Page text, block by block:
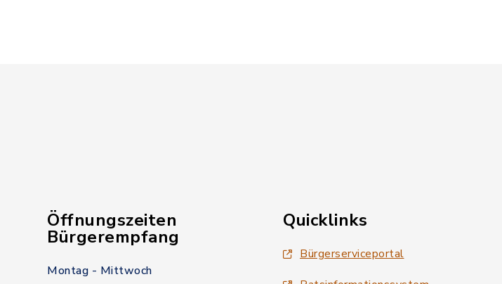
Öffnungszeiten
Bürgerempfang
Montag - Mittwoch
Quicklinks
Bürgerserviceportal